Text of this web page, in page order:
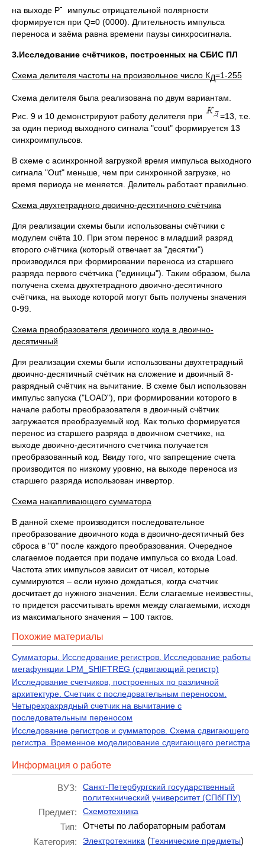
на выходе Р- импульс отрицательной полярности
формируется при Q=0 (0000). Длительность импульса
переноса и заёма равна времени паузы синхросигнала.
3.Исследование счётчиков, построенных на СБИС ПЛ
Схема делителя частоты на произвольное число КД=1-255
Схема делителя была реализована по двум вариантам.
Рис. 9 и 10 демонстрируют работу делителя при
=13, т.е.
за один период выходного сигнала "cout" формируется 13
синхроимпульсов.
В схеме с асинхронной загрузкой время импульса выходного
сигнала "Out" меньше, чем при синхронной загрузке, но
время периода не меняется. Делитель работает правильно.
Схема двухтетрадного двоично-десятичного счётчика
Для реализации схемы были использованы счётчики с
модулем счёта 10. При этом перенос в младший разряд
второго счётчика (который отвечает за "десятки")
производился при формировании переноса из старшего
разряда первого счётчика ("единицы"). Таким образом, была
получена схема двухтетрадного двоично-десятичного
счётчика, на выходе которой могут быть получены значения
0-99.
Схема преобразователя двоичного кода в двоично-
десятичный
Для реализации схемы были использованы двухтетрадный
двоично-десятичный счётчик на сложение и двоичный 8-
разрядный счётчик на вычитание. В схеме был использован
импульс запуска ("LOAD"), при формировании которого в
начале работы преобразователя в двоичный счётчик
загружается преобразуемый код. Как только формируется
перенос из старшего разряда в двоичном счетчике, на
выходе двоично-десятичного счетчика получается
преобразованный код. Ввиду того, что запрещение счета
производится по низкому уровню, на выходе переноса из
старшего разряда использован инвертор.
Схема накапливающего сумматора
В данной схеме производится последовательное
преобразование двоичного кода в двоично-десятичный без
сброса в "0" после каждого преобразования. Очередное
слагаемое подается при подаче импульса со входа Load.
Частота этих импульсов зависит от чисел, которые
суммируются – если нужно дождаться, когда счетчик
досчитает до нужного значения. Если слагаемые неизвестны,
то придется рассчитывать время между слагаемыми, исходя
из максимального значения – 100 тактов.
Похожие материалы
Сумматоры. Исследование регистров. Исследование работы
мегафункции LPM_SHIFTREG (сдвигающий регистр)
Исследование счетчиков, построенных по различной
архитектуре. Счетчик с последовательным переносом.
Четырехрахрядный счетчик на вычитание с
последовательным переносом
Исследование регистров и сумматоров. Схема сдвигающего
регистра. Временное моделирование сдвигающего регистра
Информация о работе
ВУЗ:
Санкт-Петербургский государственный
политехнический университет (СПбГПУ)
Предмет: Схемотехника
Тип:
Отчеты по лабораторным работам
Категория:
Электротехника (Технические предметы)